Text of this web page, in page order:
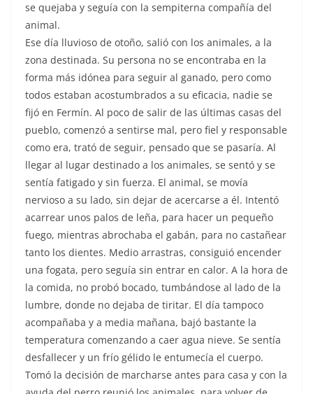
se quejaba y seguía con la sempiterna compañía del
animal.
Ese día lluvioso de otoño, salió con los animales, a la
zona destinada. Su persona no se encontraba en la
forma más idónea para seguir al ganado, pero como
todos estaban acostumbrados a su eficacia, nadie se
fijó en Fermín. Al poco de salir de las últimas casas del
pueblo, comenzó a sentirse mal, pero fiel y responsable
como era, trató de seguir, pensado que se pasaría. Al
llegar al lugar destinado a los animales, se sentó y se
sentía fatigado y sin fuerza. El animal, se movía
nervioso a su lado, sin dejar de acercarse a él. Intentó
acarrear unos palos de leña, para hacer un pequeño
fuego, mientras abrochaba el gabán, para no castañear
tanto los dientes. Medio arrastras, consiguió encender
una fogata, pero seguía sin entrar en calor. A la hora de
la comida, no probó bocado, tumbándose al lado de la
lumbre, donde no dejaba de tiritar. El día tampoco
acompañaba y a media mañana, bajó bastante la
temperatura comenzando a caer agua nieve. Se sentía
desfallecer y un frío gélido le entumecía el cuerpo.
Tomó la decisión de marcharse antes para casa y con la